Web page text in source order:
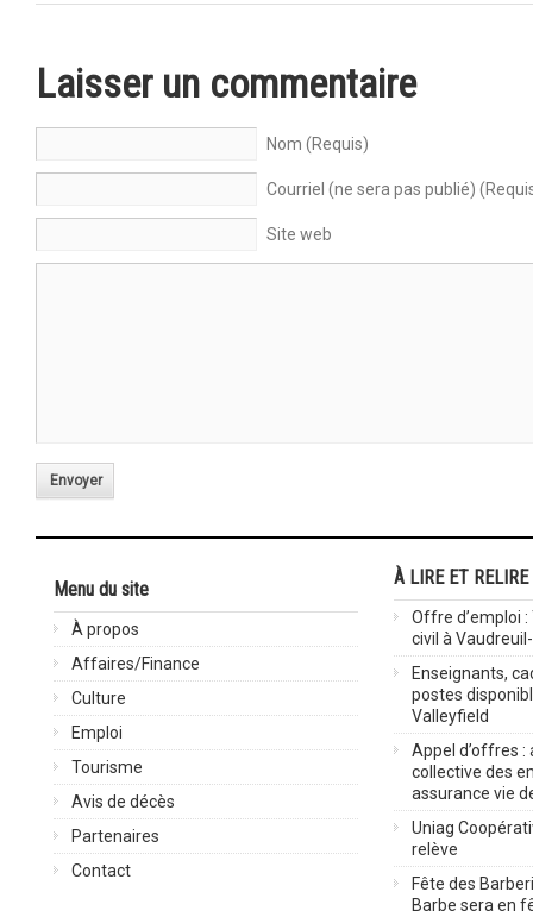
Laisser un commentaire
Nom (Requis)
Courriel (ne sera pas publié)
Site web
Envoyer
Menu du site
À propos
Affaires/Finance
Culture
Emploi
Tourisme
Avis de décès
Partenaires
Contact
À LIRE ET RELIRE
Offre d’emploi
civil à
Enseignants,
postes
Valleyfield
Appel d’offres :
collective des
assurance vie
Uniag
relève
Fête des
Barbe sera en